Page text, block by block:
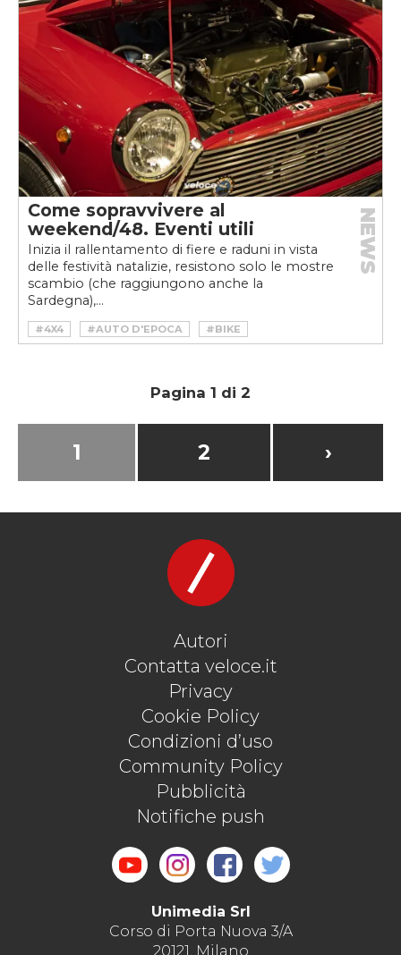
Come sopravvivere al
weekend/48. Eventi utili
Inizia il rallentamento di fiere e raduni in vista
delle festività natalizie, resistono solo le mostre
scambio (che raggiungono anche la
Sardegna),...
NEWS
#4X4 #AUTO D'EPOCA
#BIKE
#CLASSICHE
#DRIFT
#VINTAGE
Pagina 1 di 2
1 2 ›
Autori
Contatta veloce.it
Privacy
Cookie Policy
Condizioni d’uso
Community Policy
Pubblicità
Notifiche push
Unimedia Srl
Corso di Porta Nuova 3/A
20121, Milano